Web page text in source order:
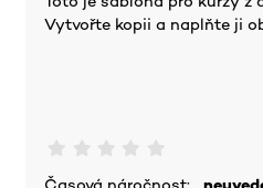
Vytvořte kopii a naplňte ji